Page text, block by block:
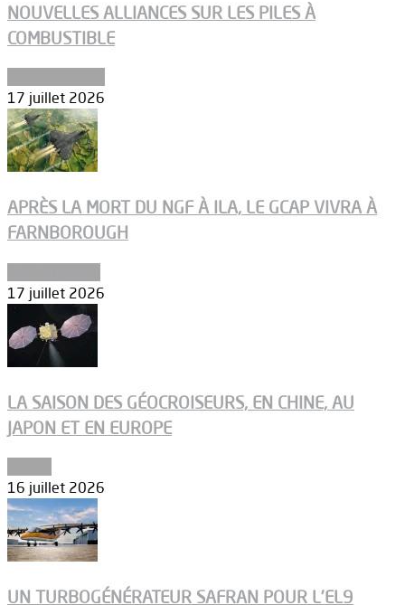
NOUVELLES ALLIANCES SUR LES PILES À
COMBUSTIBLE
17 juillet 2026
APRÈS LA MORT DU NGF À ILA, LE GCAP VIVRA À
FARNBOROUGH
17 juillet 2026
LA SAISON DES GÉOCROISEURS, EN CHINE, AU
JAPON ET EN EUROPE
16 juillet 2026
UN TURBOGÉNÉRATEUR SAFRAN POUR L’EL9